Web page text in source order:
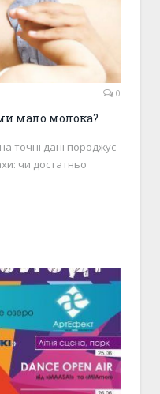
0
мало молока?
точні дані породжує
чи достатньо